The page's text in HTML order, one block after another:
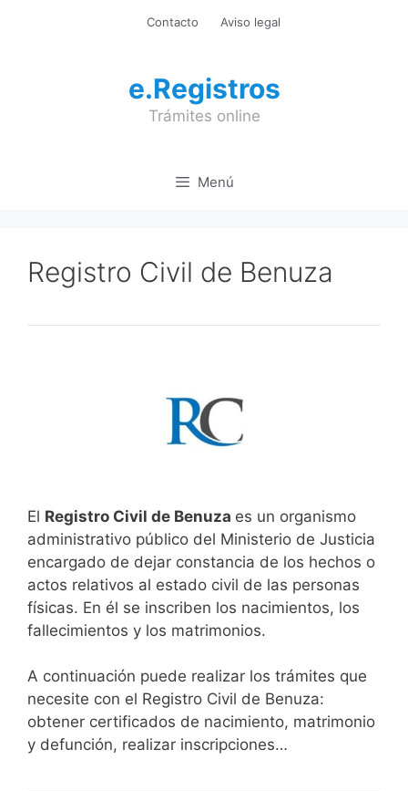
Contacto Aviso legal
e.Registros
Trámites online
Menú
Registro Civil de Benuza
El Registro Civil de Benuza es un organismo
administrativo público del Ministerio de Justicia
encargado de dejar constancia de los hechos o
actos relativos al estado civil de las personas
físicas. En él se inscriben los nacimientos, los
fallecimientos y los matrimonios.
A continuación puede realizar los trámites que
necesite con el Registro Civil de Benuza:
obtener certificados de nacimiento, matrimonio
y defunción, realizar inscripciones…